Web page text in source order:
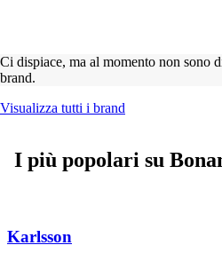
Ci dispiace, ma al momento non sono
brand.
Visualizza tutti i brand
I più popolari su
Karlsson